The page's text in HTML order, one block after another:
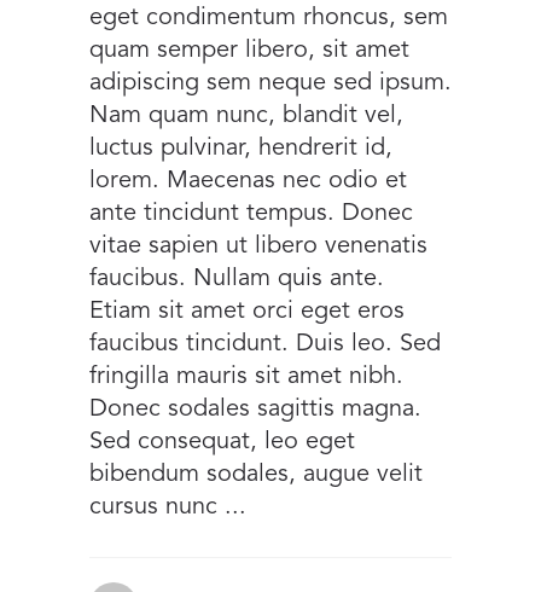
eget condimentum rhoncus, sem
quam semper libero, sit amet
adipiscing sem neque sed ipsum.
Nam quam nunc, blandit vel,
luctus pulvinar, hendrerit id,
lorem. Maecenas nec odio et
ante tincidunt tempus. Donec
vitae sapien ut libero venenatis
faucibus. Nullam quis ante.
Etiam sit amet orci eget eros
faucibus tincidunt. Duis leo. Sed
fringilla mauris sit amet nibh.
Donec sodales sagittis magna.
Sed consequat, leo eget
bibendum sodales, augue velit
cursus nunc